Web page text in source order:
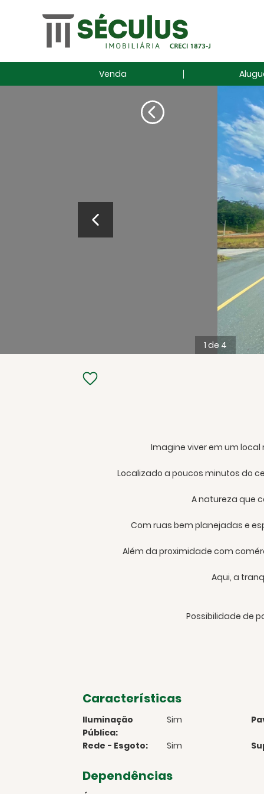
Venda
1 de 4
Imagine viver em um
Localizado a poucos minutos do
A natureza que
Com ruas bem planejadas e
Além da proximidade com
Aqui, a
Possibilidade de
Características
Iluminação
Pública:
Sim
Rede - Esgoto: Sim
Dependências